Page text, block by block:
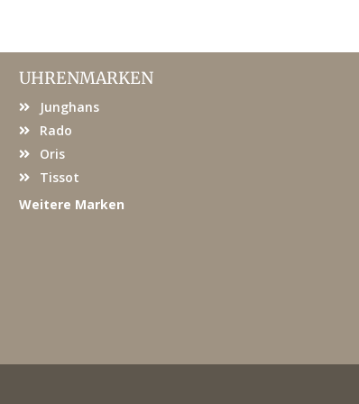
UHRENMARKEN
Junghans
Rado
Oris
Tissot
Weitere Marken